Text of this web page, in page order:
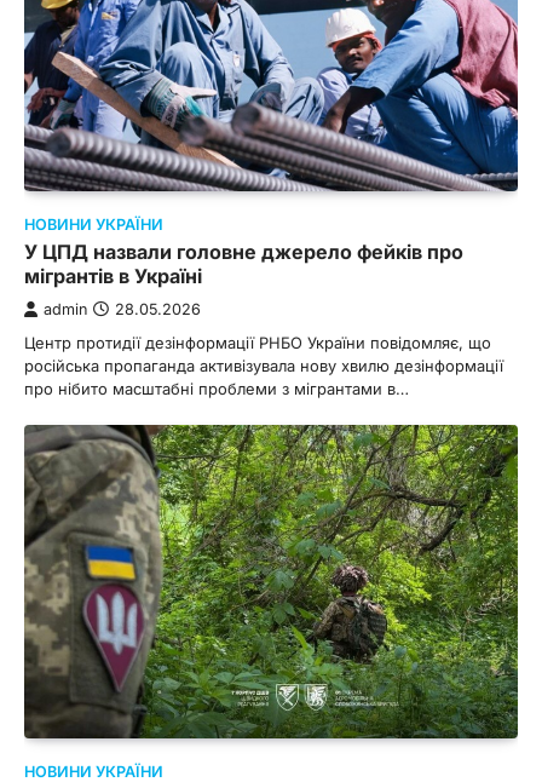
НОВИНИ УКРАЇНИ
У ЦПД назвали головне джерело фейків про
мігрантів в Україні
admin 28.05.2026
Центр протидії дезінформації РНБО України повідомляє, що
російська пропаганда активізувала нову хвилю дезінформації
про нібито масштабні проблеми з мігрантами в…
НОВИНИ УКРАЇНИ